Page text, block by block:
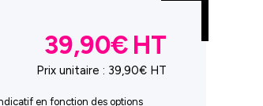
39,90€
Prix unitaire : 39,90€ HT
en fonction des options